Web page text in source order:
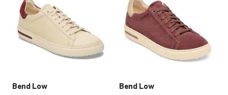
Bend Low
Farben
werden
die
Produktbilder
aktualisiert.
Bend Low
Farben
werden
die
Produktbilder
aktualisiert.